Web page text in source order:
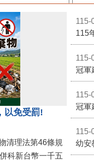
以免受罰!
清理法第46條規
科新台幣一千五
115-
115-
冠軍
115-
冠軍
115-
幼安